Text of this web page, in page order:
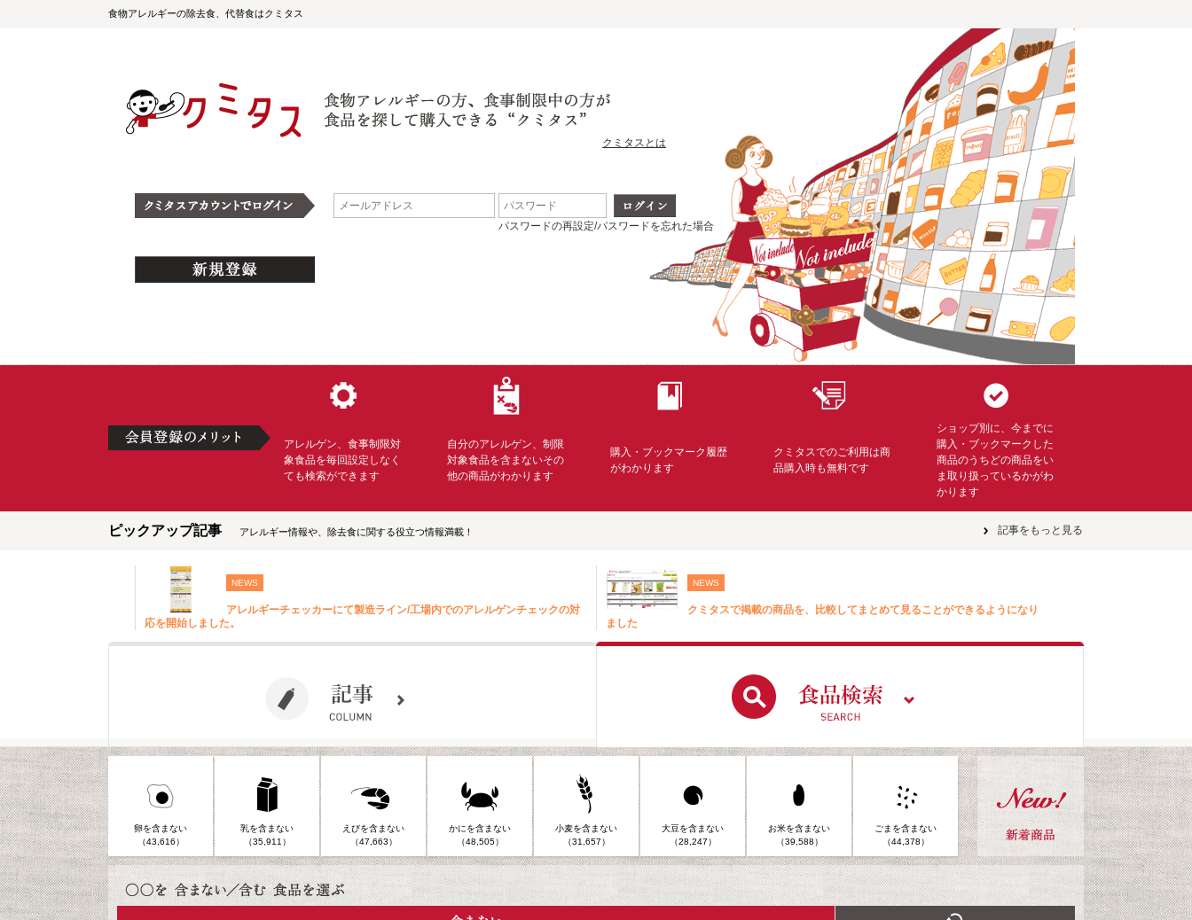
食物アレルギーの除去食、代替食はクミタス
クミタスとは
パスワードの再設定/パスワードを忘れた場合
アレルゲン、食事制限対
象食品を毎回設定しなく
ても検索ができます
自分のアレルゲン、制限
対象食品を含まないその
他の商品がわかります
購入・ブックマーク履歴
がわかります
クミタスでのご利用は商
品購入時も無料です
ショップ別に、今までに
購入・ブックマークした
商品のうちどの商品をい
ま取り扱っているかがわ
かります
ピックアップ記事 アレルギー情報や、除去食に関する役立つ情報満載！ 記事をもっと見る
NEWS
アレルギーチェッカーにて製造ライン/工場内でのアレルゲンチェックの対
応を開始しました。
NEWS
クミタスで掲載の商品を、比較してまとめて見ることができるようになり
ました
卵を含まない
（43,616）
乳を含まない
（35,911）
えびを含まない
（47,663）
かにを含まない
（48,505）
小麦を含まない
（31,657）
大豆を含まない
（28,247）
お米を含まない
（39,588）
ごまを含まない
（44,378）